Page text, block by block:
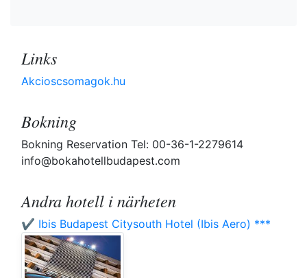
Links
Akcioscsomagok.hu
Bokning
Bokning Reservation Tel: 00-36-1-2279614
info@bokahotellbudapest.com
Andra hotell i närheten
✔️ Ibis Budapest Citysouth Hotel (Ibis Aero) ***